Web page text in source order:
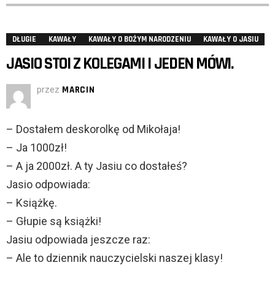
DŁUGIE KAWAŁY KAWAŁY O BOŻYM NARODZENIU KAWAŁY O JASIU
JASIO STOI Z KOLEGAMI I JEDEN MÓWI.
przez MARCIN
– Dostałem deskorolkę od Mikołaja!
– Ja 1000zł!
– A ja 2000zł. A ty Jasiu co dostałeś?
Jasio odpowiada:
– Książkę.
– Głupie są książki!
Jasiu odpowiada jeszcze raz:
– Ale to dziennik nauczycielski naszej klasy!